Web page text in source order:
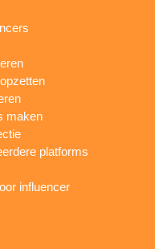
maken
platforms
influencer